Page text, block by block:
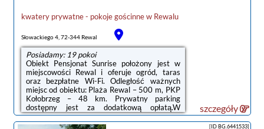
kwatery prywatne - pokoje gościnnew Rewalu
Słowackiego 4, 72-344 Rewal
Posiadamy: 19 pokoi
Obiekt Pensjonat Sunrise położony jest w
miejscowości Rewal i oferuje ogród, taras
oraz bezpłatne Wi-Fi. Odległość ważnych
miejsc od obiektu: Plaża Rewal – 500 m, PKP
Kołobrzeg – 48 km. Prywatny parking
dostępny jest za dodatkową opłatą.W
niektórych opcjach zakwaterowania
zapewniono także aneks kuchenny z lodówką,
szczegóły
[ID BG.6441533]